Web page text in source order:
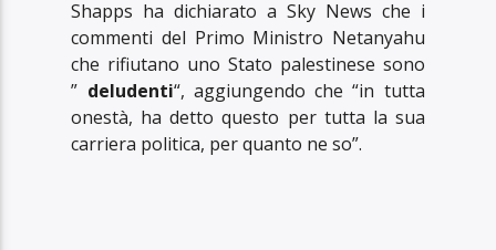
Shapps ha dichiarato a Sky News che i
commenti del Primo Ministro Netanyahu
che rifiutano uno Stato palestinese sono
” deludenti“, aggiungendo che “in tutta
onestà, ha detto questo per tutta la sua
carriera politica, per quanto ne so”.